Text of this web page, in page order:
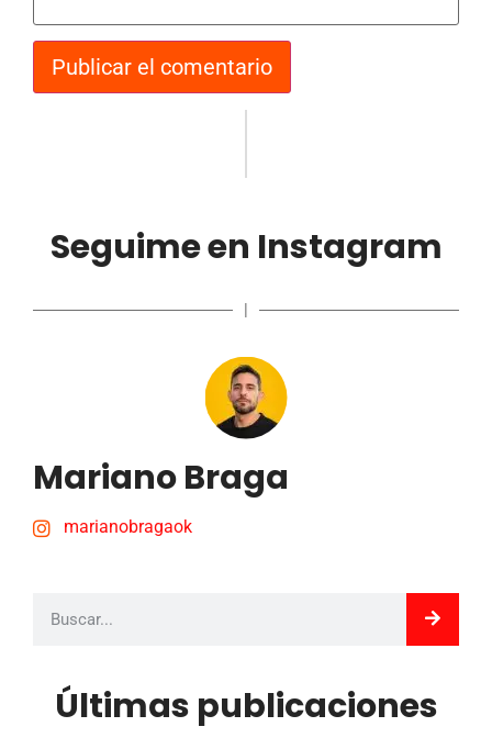
Seguime en Instagram
|
Mariano Braga
marianobragaok
Últimas publicaciones